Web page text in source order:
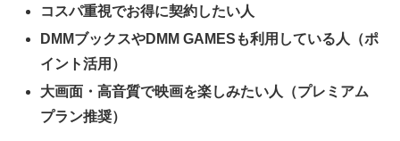
コスパ重視でお得に契約したい人
DMMブックスやDMM GAMESも利用している人（ポ
イント活用）
大画面・高音質で映画を楽しみたい人（プレミアム
プラン推奨）